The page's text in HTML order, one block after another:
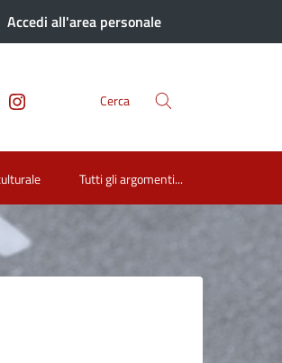
Accedi all'area personale
Cerca
Tutti gli argomenti...